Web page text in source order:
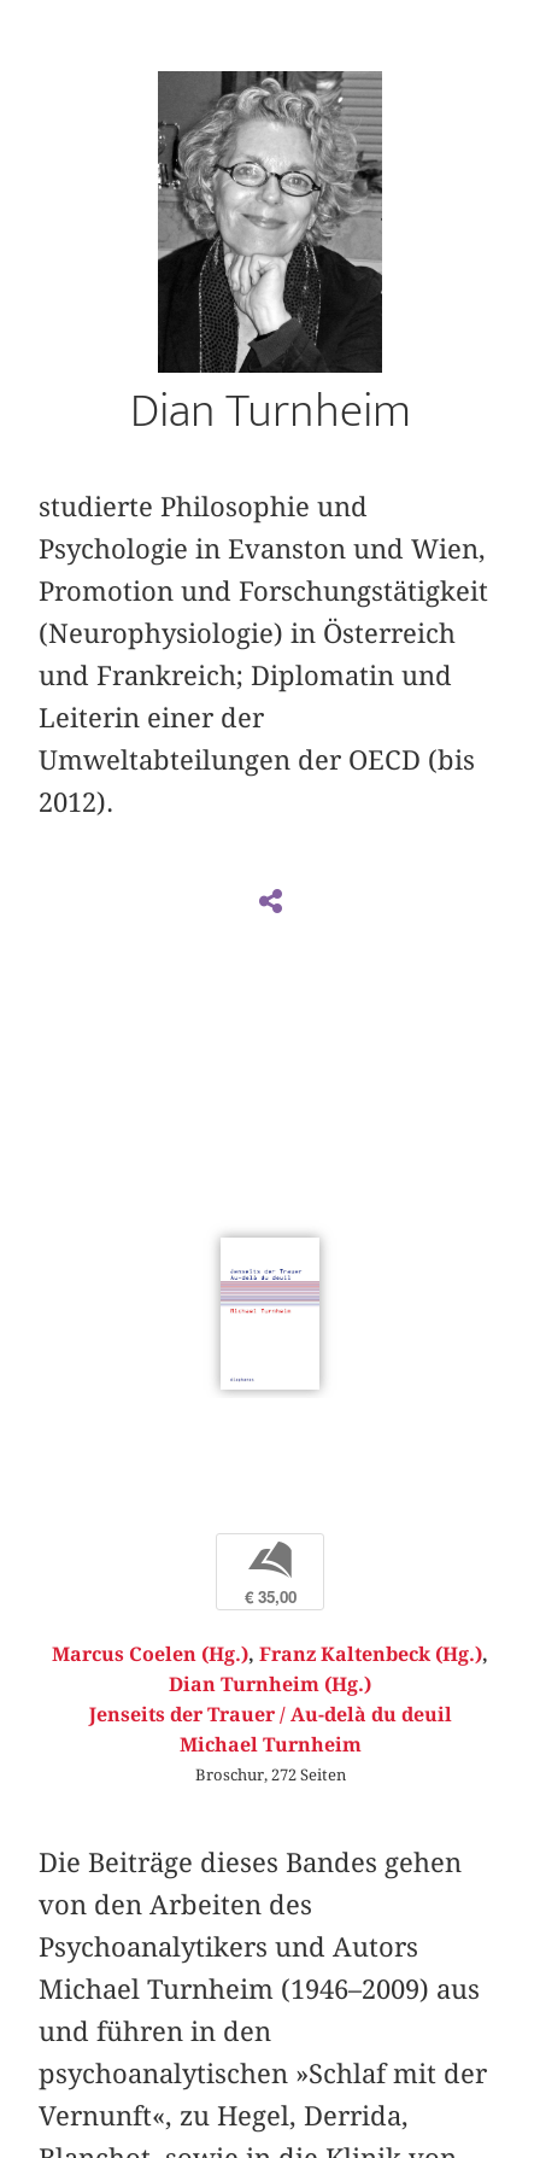
Dian Turnheim
studierte Philosophie und
Psychologie in Evanston und Wien,
Promotion und Forschungstätigkeit
(Neurophysiologie) in Österreich
und Frankreich; Diplomatin und
Leiterin einer der
Umweltabteilungen der OECD (bis
2012).
b
€ 35,00
Marcus Coelen (Hg.), Franz Kaltenbeck (Hg.),
Dian Turnheim (Hg.)
Jenseits der Trauer / Au-delà du deuil
Michael Turnheim
Broschur, 272 Seiten
Die Beiträge dieses Bandes gehen
von den Arbeiten des
Psychoanalytikers und Autors
Michael Turnheim (1946–2009) aus
und führen in den
psychoanalytischen »Schlaf mit der
Vernunft«, zu Hegel, Derrida,